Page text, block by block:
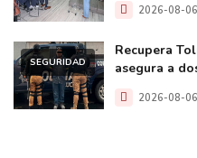
2026-08-06
SEGURIDAD
Recupera
asegura a
2026-08-06